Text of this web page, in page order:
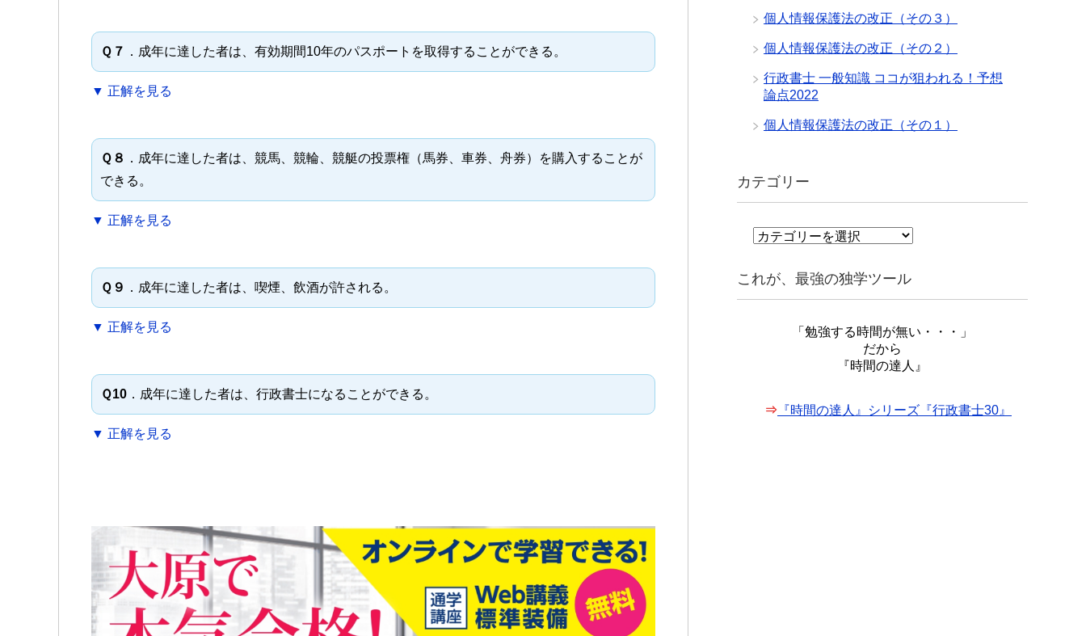
Ｑ７ ．成年に達した者は、有効期間10年のパスポートを取得することができる。
▼ 正解を見る
Ｑ８ ．成年に達した者は、競馬、競輪、競艇の投票権（馬券、車券、舟券）を購入することが
できる。
▼ 正解を見る
Ｑ９ ．成年に達した者は、喫煙、飲酒が許される。
▼ 正解を見る
Ｑ10 ．成年に達した者は、行政書士になることができる。
▼ 正解を見る
個人情報保護法の改正（その３）
個人情報保護法の改正（その２）
行政書士 一般知識 ココが狙われる！予想
論点2022
個人情報保護法の改正（その１）
カテゴリー
カ
リ
ー
これが、最強の独学ツール
「勉強する時間が無い・・・」
だから
『時間の達人』
⇒ 『時間の達人』シリーズ『行政書士30』